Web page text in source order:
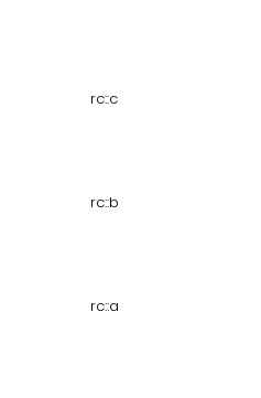
rc::c
rc::b
rc::a